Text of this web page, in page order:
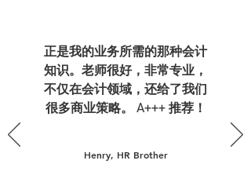
正是我的业务所需的那种会计
知识。老师很好，非常专业，
不仅在会计领域，还给了我们
很多商业策略。 A+++ 推荐！
Henry, HR Brother